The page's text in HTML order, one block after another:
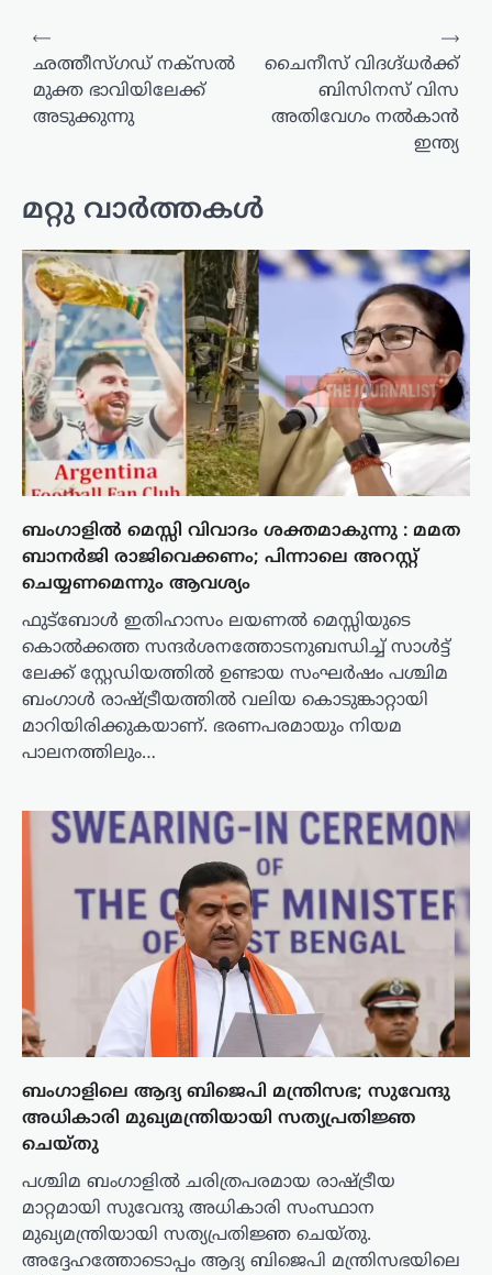
പോസ്റ്റുകളിലൂടെ
⟵
ഛത്തീസ്ഗഡ് നക്സൽ
മുക്ത ഭാവിയിലേക്ക്
അടുക്കുന്നു
ചൈനീസ് വിദഗ്ദ്ധർക്ക്
ബിസിനസ് വിസ
അതിവേഗം നൽകാൻ
ഇന്ത്യ
⟶
മറ്റു വാർത്തകൾ
ബംഗാളിൽ മെസ്സി വിവാദം ശക്തമാകുന്നു : മമത
ബാനർജി രാജിവെക്കണം; പിന്നാലെ അറസ്റ്റ്
ചെയ്യണമെന്നും ആവശ്യം
ഫുട്‌ബോൾ ഇതിഹാസം ലയണൽ മെസ്സിയുടെ
കൊൽക്കത്ത സന്ദർശനത്തോടനുബന്ധിച്ച് സാൾട്ട്
ലേക്ക് സ്റ്റേഡിയത്തിൽ ഉണ്ടായ സംഘർഷം പശ്ചിമ
ബംഗാൾ രാഷ്ട്രീയത്തിൽ വലിയ കൊടുങ്കാറ്റായി
മാറിയിരിക്കുകയാണ്. ഭരണപരമായും നിയമ
പാലനത്തിലും…
ബംഗാളിലെ ആദ്യ ബിജെപി മന്ത്രിസഭ; സുവേന്ദു
അധികാരി മുഖ്യമന്ത്രിയായി സത്യപ്രതിജ്ഞ
ചെയ്തു
പശ്ചിമ ബംഗാളിൽ ചരിത്രപരമായ രാഷ്ട്രീയ
മാറ്റമായി സുവേന്ദു അധികാരി സംസ്ഥാന
മുഖ്യമന്ത്രിയായി സത്യപ്രതിജ്ഞ ചെയ്തു.
അദ്ദേഹത്തോടൊപ്പം ആദ്യ ബിജെപി മന്ത്രിസഭയിലെ